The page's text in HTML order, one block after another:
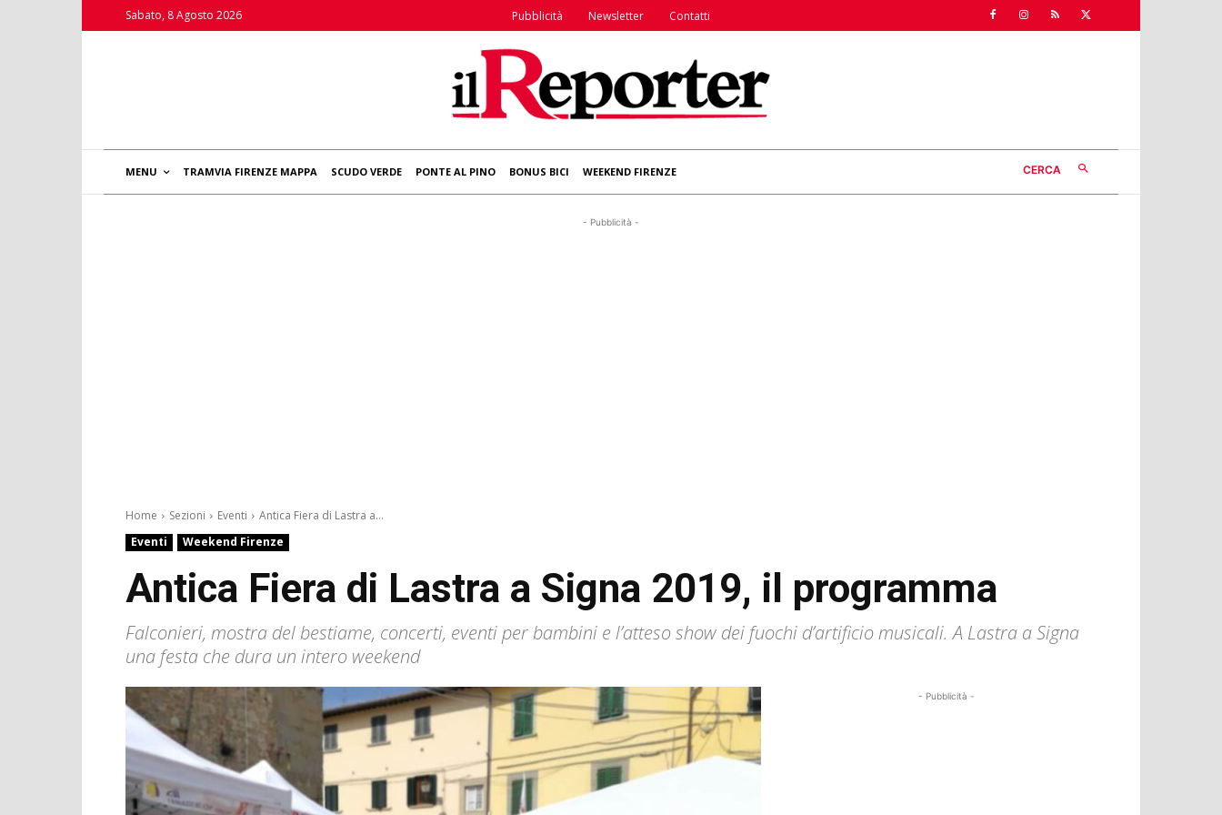
Sabato, 8 Agosto 2026 Pubblicità Newsletter Contatti
MENU TRAMVIA FIRENZE MAPPA SCUDO VERDE PONTE AL PINO BONUS BICI WEEKEND FIRENZE CERCA
- Pubblicità -
Home Sezioni Eventi
Antica Fiera di Lastra a...
Eventi
Weekend Firenze
Antica Fiera di Lastra a Signa 2019, il programma
Falconieri, mostra del bestiame, concerti, eventi per bambini e l’atteso show dei fuochi d’artificio musicali. A Lastra a Signa
una festa che dura un intero weekend
- Pubblicità -